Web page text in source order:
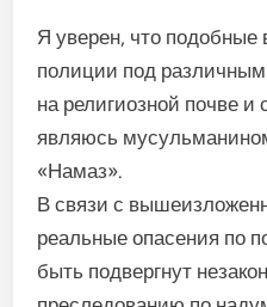
Я уверен, что подобные
полиции под
на религиозной почве и
являюсь
«Намаз».
В связи с
реальные опасения по
быть подвергнут